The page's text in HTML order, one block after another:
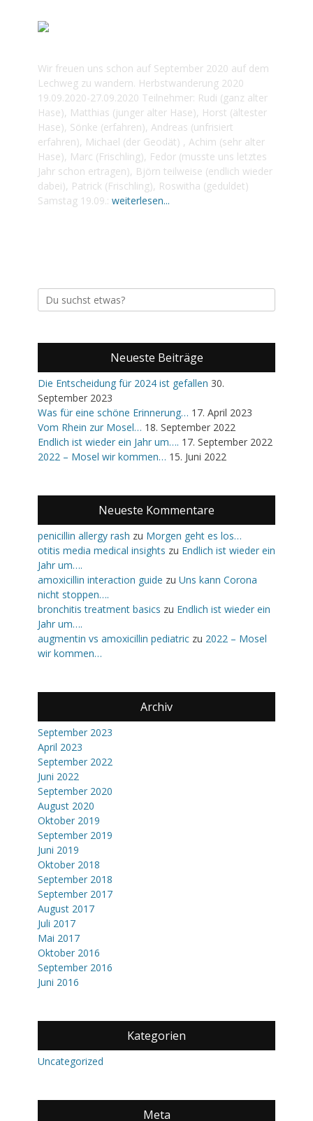
Wir freuen uns schon auf September 2020 auf dem
Lechweg zu wandern. Herbstwanderung 2020
19.09.2020-27.09.2020 Teilnehmer: Rudi (ganz alter
Hase), Matthias (junger alter Hase), Horst (ältester
Hase), Sönke (erfahren), Andreas (unfrisiert
erfahren), Michael (der Geodät) , Achim (sehr alter
Hase), Marc (Frischling), Fedor (musste uns letztes
Jahr schon ertragen), Björn teilweise (endlich wieder
dabei), Patrick (Frischling), Roswitha (geduldet)
Samstag 19.09.: weiterlesen...
Suche
nach:
Neueste Beiträge
Die Entscheidung für 2024 ist gefallen 30.
September 2023
Was für eine schöne Erinnerung… 17. April 2023
Vom Rhein zur Mosel… 18. September 2022
Endlich ist wieder ein Jahr um…. 17. September 2022
2022 – Mosel wir kommen… 15. Juni 2022
Neueste Kommentare
penicillin allergy rash zu Morgen geht es los…
otitis media medical insights zu Endlich ist wieder ein
Jahr um….
amoxicillin interaction guide zu Uns kann Corona
nicht stoppen….
bronchitis treatment basics zu Endlich ist wieder ein
Jahr um….
augmentin vs amoxicillin pediatric zu 2022 – Mosel
wir kommen…
Archiv
September 2023
April 2023
September 2022
Juni 2022
September 2020
August 2020
Oktober 2019
September 2019
Juni 2019
Oktober 2018
September 2018
September 2017
August 2017
Juli 2017
Mai 2017
Oktober 2016
September 2016
Juni 2016
Kategorien
Uncategorized
Meta